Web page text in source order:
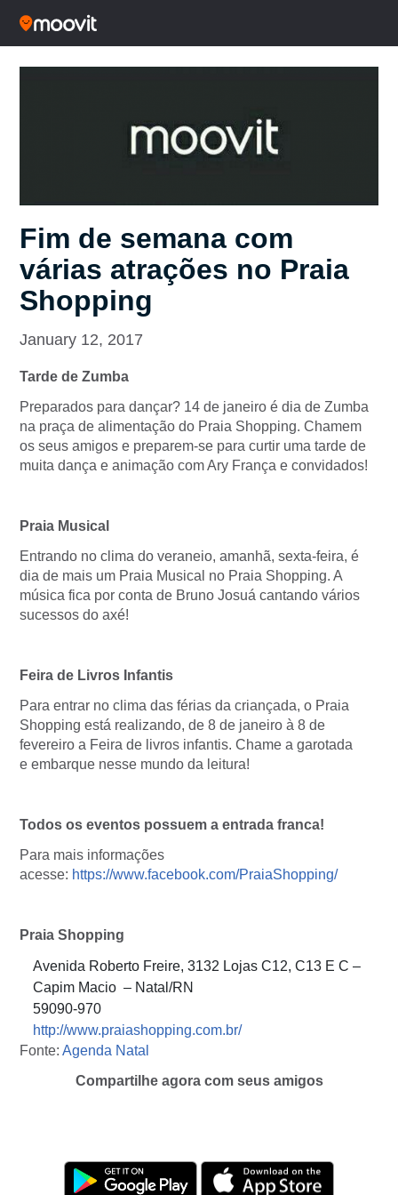
Fim de semana com
várias atrações no Praia
Shopping
January 12, 2017
Tarde de Zumba
Preparados para dançar? 14 de janeiro é dia de Zumba
na praça de alimentação do Praia Shopping. Chamem
os seus amigos e preparem-se para curtir uma tarde de
muita dança e animação com Ary França e convidados!
Praia Musical
Entrando no clima do veraneio, amanhã, sexta-feira, é
dia de mais um Praia Musical no Praia Shopping. A
música fica por conta de Bruno Josuá cantando vários
sucessos do axé!
Feira de Livros Infantis
Para entrar no clima das férias da criançada, o Praia
Shopping está realizando, de 8 de janeiro à 8 de
fevereiro a Feira de livros infantis. Chame a garotada
e embarque nesse mundo da leitura!
Todos os eventos possuem a entrada franca!
Para mais informações
acesse: https://www.facebook.com/PraiaShopping/
Praia Shopping
Avenida Roberto Freire, 3132 Lojas C12, C13 E C –
Capim Macio – Natal/RN
59090-970
http://www.praiashopping.com.br/
Fonte: Agenda Natal
Compartilhe agora com seus amigos